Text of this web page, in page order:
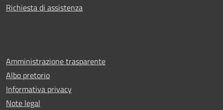
Richiesta di assistenza
Amministrazione trasparente
Albo pretorio
Informativa privacy
Note legal